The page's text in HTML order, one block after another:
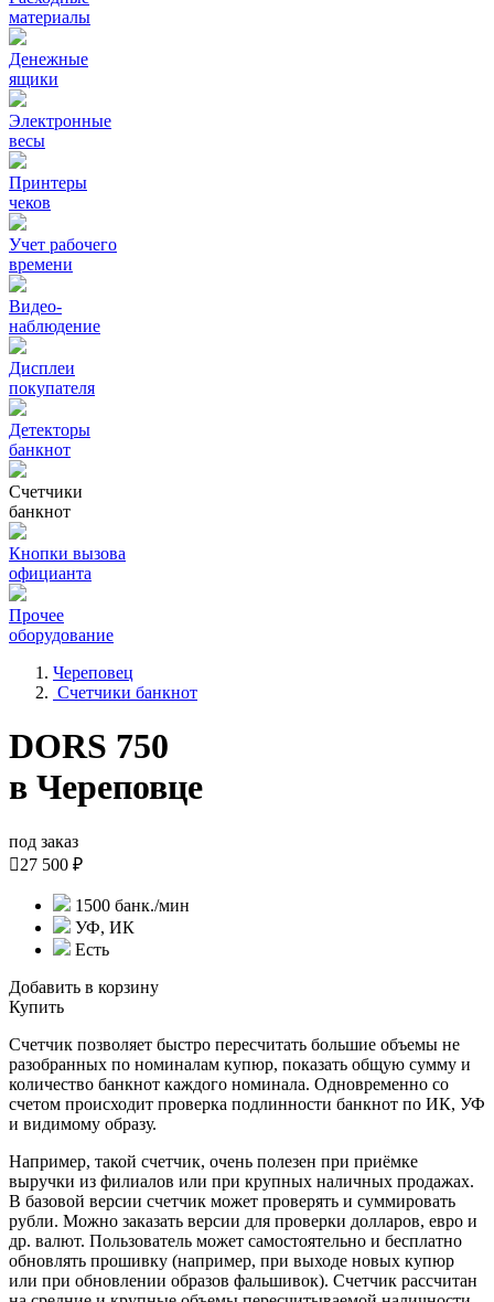
материалы
Денежные
ящики
Электронные
весы
Принтеры
чеков
Учет рабочего
времени
Видео‑
наблюдение
Дисплеи
покупателя
Детекторы
банкнот
Счетчики
банкнот
Кнопки вызова
официанта
Прочее
оборудование
Череповец
Счетчики банкнот
DORS 750
в Череповце
под заказ
27 500 ₽
1500 банк./мин
УФ, ИК
Есть
Добавить в корзину
Купить
Счетчик позволяет быстро пересчитать большие объемы не
разобранных по номиналам купюр, показать общую сумму и
количество банкнот каждого номинала. Одновременно со
счетом происходит проверка подлинности банкнот по ИК, УФ
и видимому образу.
Например, такой счетчик, очень полезен при приёмке
выручки из филиалов или при крупных наличных продажах.
В базовой версии счетчик может проверять и суммировать
рубли. Можно заказать версии для проверки долларов, евро и
др. валют. Пользователь может самостоятельно и бесплатно
обновлять прошивку (например, при выходе новых купюр
или при обновлении образов фальшивок). Счетчик рассчитан